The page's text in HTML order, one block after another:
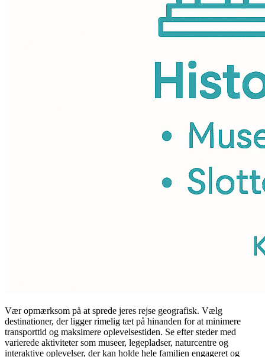
Vær opmærksom på at sprede jeres rejse geografisk. Vælg
destinationer, der ligger rimelig tæt på hinanden for at minimere
transporttid og maksimere oplevelsestiden. Se efter steder med
varierede aktiviteter som museer, legepladser, naturcentre og
interaktive oplevelser, der kan holde hele familien engageret og